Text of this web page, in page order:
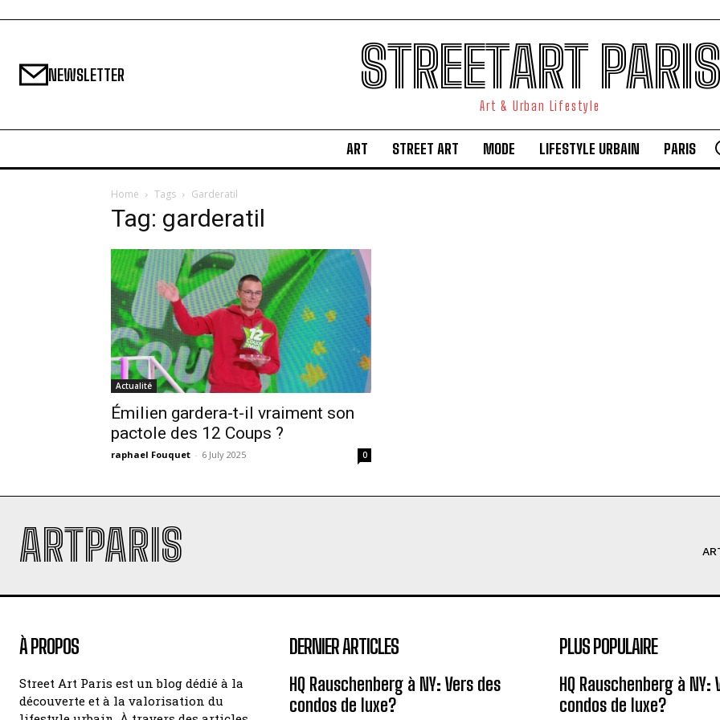
NEWSLETTER STREETART PARIS
Art & Urban Lifestyle
ART STREET ART MODE LIFESTYLE URBAIN PARIS
Home Tags Garderatil
Tag: garderatil
Actualité
Émilien gardera-t-il vraiment son
pactole des 12 Coups ?
raphael Fouquet - 6 July 2025 0
ARTPARIS
À PROPOS
Street Art Paris est un blog dédié à la
découverte et à la valorisation du
DERNIER ARTICLES
HQ Rauschenberg à NY: Vers des
condos de luxe?
PLUS POPULAIRE
HQ Rauschenberg à NY:
condos de luxe?